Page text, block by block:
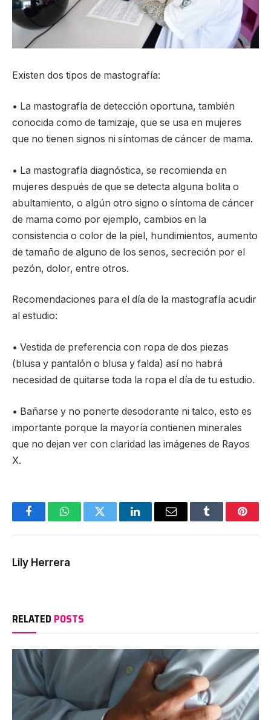
Existen dos tipos de mastografía:
• La mastografía de detección oportuna, también
conocida como de tamizaje, que se usa en mujeres
que no tienen signos ni síntomas de cáncer de mama.
• La mastografía diagnóstica, se recomienda en
mujeres después de que se detecta alguna bolita o
abultamiento, o algún otro signo o síntoma de cáncer
de mama como por ejemplo, cambios en la
consistencia o color de la piel, hundimientos, aumento
de tamaño de alguno de los senos, secreción por el
pezón, dolor, entre otros.
Recomendaciones para el día de la mastografía acudir
al estudio:
• Vestida de preferencia con ropa de dos piezas
(blusa y pantalón o blusa y falda) así no habrá
necesidad de quitarse toda la ropa el día de tu estudio.
• Bañarse y no ponerte desodorante ni talco, esto es
importante porque la mayoría contienen minerales
que no dejan ver con claridad las imágenes de Rayos
X.
FacebookWhatsAppTwitter LinkedInEmail Tumblr
Lily Herrera
RELATED POSTS